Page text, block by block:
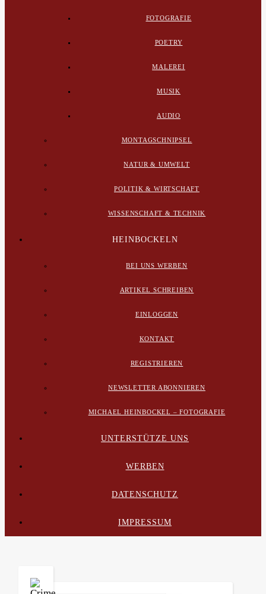
FOTOGRAFIE
POETRY
MALEREI
MUSIK
AUDIO
MONTAGSCHNIPSEL
NATUR & UMWELT
POLITIK & WIRTSCHAFT
WISSENSCHAFT & TECHNIK
HEINBOCKELN
BEI UNS WERBEN
ARTIKEL SCHREIBEN
EINLOGGEN
KONTAKT
REGISTRIEREN
NEWSLETTER ABONNIEREN
MICHAEL HEINBOCKEL – FOTOGRAFIE
UNTERSTÜTZE UNS
WERBEN
DATENSCHUTZ
IMPRESSUM